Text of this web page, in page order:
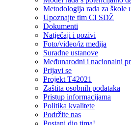
Metodologija rada za škole
Upoznajte tim CI SDŽ
Dokumenti
Natječaji i pozivi
Foto/video/iz medija
Suradne ustanove
Međunarodni i nacionalni
Prijavi se
Projekt T42021
Zaštita osobnih podataka
Pristup informacijama
Politika kvalitete
Podržite nas
Postani dio tima!